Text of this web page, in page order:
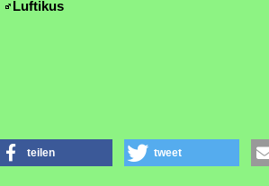
Luftikus
teilen tweet